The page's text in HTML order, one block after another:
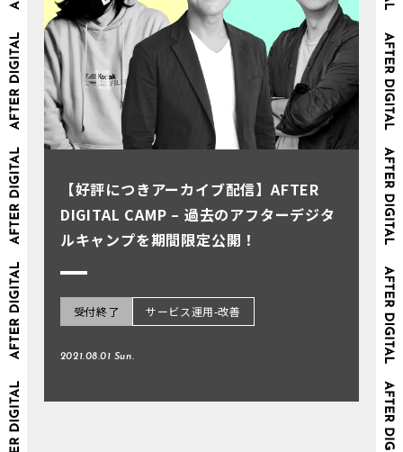
【好評につきアーカイブ配信】AFTER
DIGITAL CAMP – 過去のアフターデジタ
ルキャンプを期間限定公開！
受付終了 サービス運用-改善
2021.08.01 Sun.